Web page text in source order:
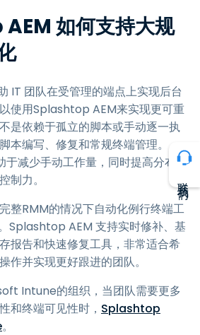
如何支持大规
IT 团队在受管理的端点上实现后台
使用Splashtop AEM来实现更可重
是依赖于孤立的脚本或手动逐一执
本编写、修复和常规终端管理。
减少手动工作量，同时提高分布
制力。
整RMM的情况下自动化例行终端工
Splashtop AEM 支持实时修补、基
报告和快速修复工具，非常适合希
作并实现更好跟进的团队。
Intune的组织，当团队需要更多
和终端可见性时， Splashtop
。